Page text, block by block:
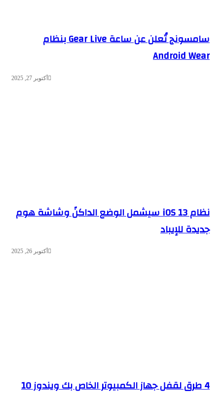
سامسونج تُعلن عن ساعة Gear Live بنظام
Android Wear
أكتوبر 27, 2025
نظام iOS 13 سيشمل الوضع الداكنً وشاشة هوم
جديدة للإيباد
أكتوبر 26, 2025
4 طرق لقفل جهاز الكمبيوتر الخاص بك ويندوز 10